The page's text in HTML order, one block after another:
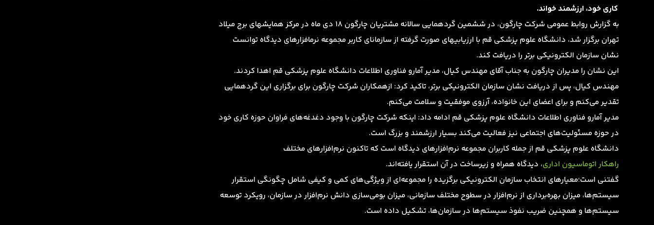
کاری خود، ارزشمند خواند.
به گزارش روابط عمومی شرکت چارگون، در ششمین گردهمایی سالانه مشتریان چارگون 18 دی ماه در مرکز همایشهای برج میلاد
تهران برگزار شد، دانشگاه علوم پزشکی قم با ارزیابیهای صورت گرفته از سازمانای کاربر مجموعه نرمافزارهای دیدگاه توانست
نشان سازمان الکترونیکی برتر را دریافت کند.
این نشان را مدیران چارگون به جناب آقای مهندس کیال، مدیر آمارو فناوری اطلاعات دانشگاه علوم پزشکی قم اهدا کردند.
مهندس کیال، پس از دریافت نشان سازمان الکترونیکی برتر، تاکید کرد: ازهمکاران شرکت چارگون برای برگزاری این گردهمایی
تقدیر می‌کنم و برای اعضای این خانواده، آرزوی موفقیت و سلامت می‌کنم.
مدیر آمارو فناوری اطلاعات دانشگاه علوم پزشکی قم ادامه داد: اینکه شرکت چارگون با وجود دغدغه‌های فراوان حوزه کاری خود
در حوزه مسئولیت‌های اجتماعی نیز فعالیت می‌کند بسیار ارزشمند و بزرگ است.
دانشگاه علوم پزشکی قم از جمله کاربران مجموعه نرم‌افزارهای دیدگاه است که تاکنون نرم‌افزارهای مختلف
راهکار اتوماسیون اداری،‌ دیدگاه همراه و زیرساخت در آن استقرار یافته‌اند.
گفتنی است؛معیارهای انتخاب سازمان الکترونیکی برگزیده را مجموعه‌ای از ویژگی‌های کمی و کیفی شامل چگونگی استقرار
سیستم‌ها، میزان بهره‌برداری از نرم‌افزار در سطوح مختلف سازمانی، میزان بومی‌سازی دانش نرم‌افزار در سازمان، رویکرد توسعه
سیستم‌ها و همچنین ضریب نفوذ سیستم‌ها در سازمان‌ها، تشکیل داده است.